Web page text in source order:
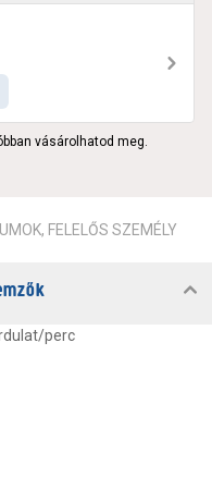
vásárolhatod meg.
FELELŐS SZEMÉLY
perc